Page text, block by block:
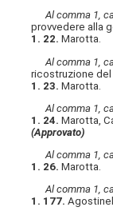
Al comma 1,
provvedere alla
1. 22. Marotta.
Al comma 1,
ricostruzione
1. 23. Marotta.
Al comma 1,
1. 24. Marotta,
(Approvato)
Al comma 1,
1. 26. Marotta.
Al comma 1,
1. 177.